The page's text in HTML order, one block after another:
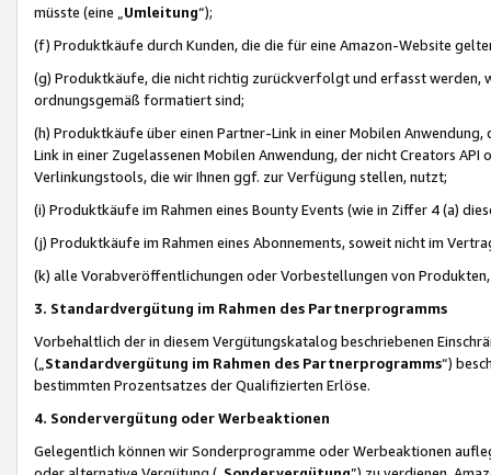
müsste (eine „ Umleitung“);
(f) Produktkäufe durch Kunden, die die für eine Amazon-Website
(g) Produktkäufe, die nicht richtig zurückverfolgt und erfasst werden,
ordnungsgemäß formatiert sind;
(h) Produktkäufe über einen Partner-Link in einer Mobilen
Link in einer Zugelassenen Mobilen Anwendung, der nicht Creators
Verlinkungstools, die wir Ihnen ggf. zur Verfügung stellen, nutzt;
(i) Produktkäufe im Rahmen eines Bounty Events (wie in Ziffer 4 (a)
(j) Produktkäufe im Rahmen eines Abonnements, soweit nicht im
(k) alle Vorabveröffentlichungen oder Vorbestellungen von
3. Standardvergütung im Rahmen des Partnerprogramms
Vorbehaltlich der in diesem Vergütungskatalog beschriebenen
(„ Standardvergütung im Rahmen des Partnerprogramms“)
bestimmten Prozentsatzes der Qualifizierten Erlöse.
4. Sondervergütung oder Werbeaktionen
Gelegentlich können wir Sonderprogramme oder Werbeaktionen